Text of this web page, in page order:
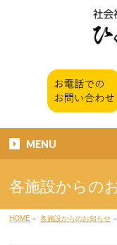
MENU
各施設からの
HOME » 各施設からのお知らせ »